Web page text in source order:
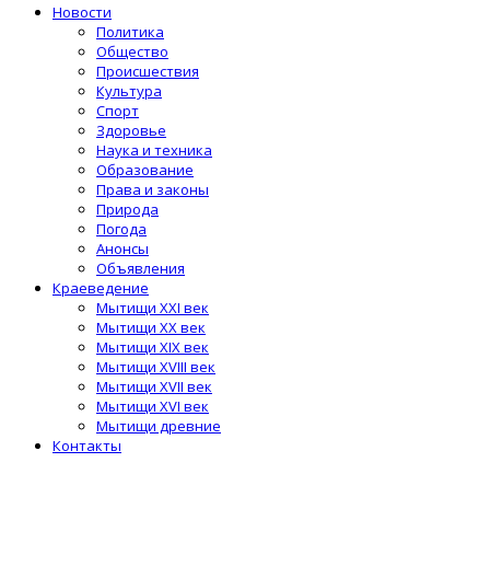
Новости
Политика
Общество
Происшествия
Культура
Спорт
Здоровье
Наука и техника
Образование
Права и законы
Природа
Погода
Анонсы
Объявления
Краеведение
Мытищи XXI век
Мытищи XX век
Мытищи XIX век
Мытищи XVIII век
Мытищи XVII век
Мытищи XVI век
Мытищи древние
Контакты